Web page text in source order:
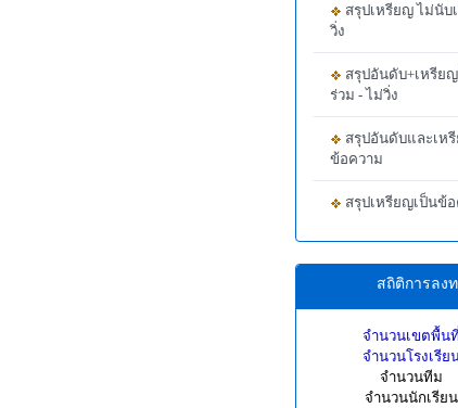
สรุปเหรียญ ไม่นับ
วิ่ง
สรุปอันดับ+เหรีย
ร่วม - ไม่วิ่ง
สรุปอันดับและเห
ข้อความ
สรุปเหรียญเป็นข้
สถิติการลง
จำนวนเขตพื้นที่
จำนวนโรงเรีย
จำนวนทีม
จำนวนนักเรียน